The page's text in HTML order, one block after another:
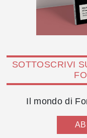
SOTTOSCRIVI
Il mondo di